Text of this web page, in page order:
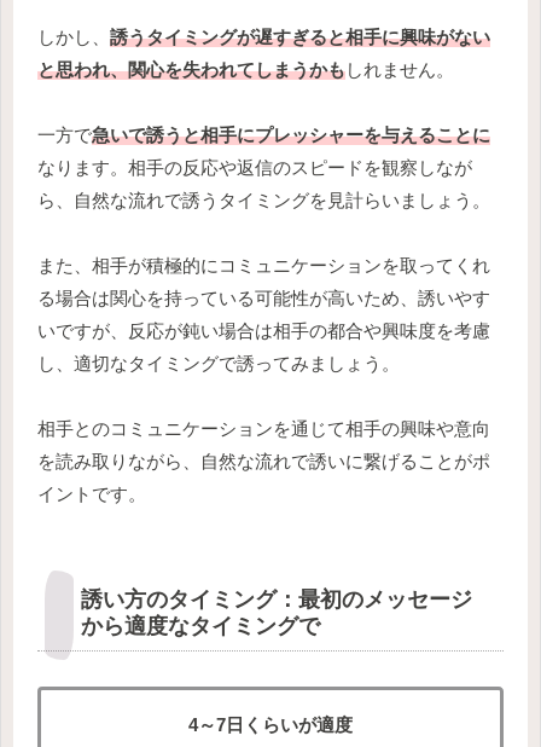
しかし、 誘うタイミングが遅すぎると相手に興味がない
と思われ、関心を失われてしまうかもしれません。
一方で急いで誘うと相手にプレッシャーを与えることに
なります。相手の反応や返信のスピードを観察しなが
ら、自然な流れで誘うタイミングを見計らいましょう。
また、相手が積極的にコミュニケーションを取ってくれ
る場合は関心を持っている可能性が高いため、誘いやす
いですが、反応が鈍い場合は相手の都合や興味度を考慮
し、適切なタイミングで誘ってみましょう。
相手とのコミュニケーションを通じて相手の興味や意向
を読み取りながら、自然な流れで誘いに繋げることがポ
イントです。
誘い方のタイミング：最初のメッセージ
から適度なタイミングで
4～7日くらいが適度